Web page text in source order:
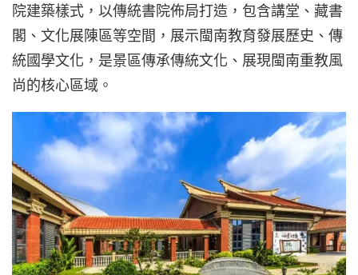
院建築樣式，以傳統書院佈局打造，包含講堂、藏書
閣、文化展陳區等空間，展示閩南教育發展歷史、傳
統國學文化，是景區傳承傳統文化、展現閩南重教風
尚的核心區域。